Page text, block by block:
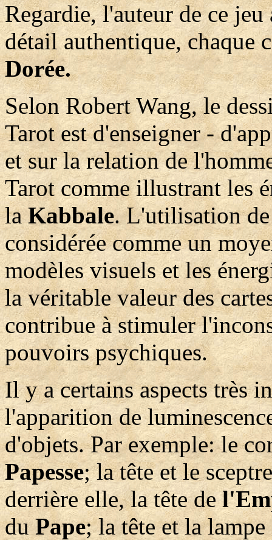
Regardie, l'auteur de ce
détail authentique, chaque
Dorée.
Selon Robert Wang, le
Tarot est d'enseigner -
et sur la relation de
Tarot comme illustrant les
laKabbale. L'utilisation
considérée comme un
modèles visuels et les
la véritable valeur des
contribue à stimuler
pouvoirs psychiques.
Il y a certains aspects très
l'apparition de
d'objets. Par exemple: le
Papesse; la tête et le
derrière elle, la tête de
duPape; la tête et la